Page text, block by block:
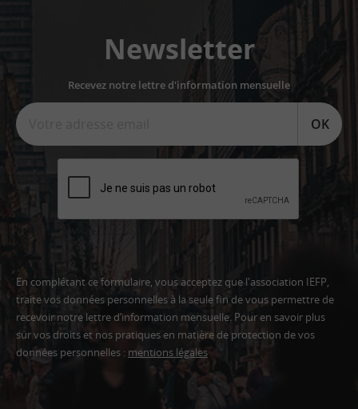
Newsletter
Recevez notre lettre d'information mensuelle
OK
En complétant ce formulaire, vous acceptez que l'association IEFP,
traite vos données personnelles à la seule fin de vous permettre de
recevoir notre lettre d’information mensuelle. Pour en savoir plus
sur vos droits et nos pratiques en matière de protection de vos
données personnelles : mentions légales